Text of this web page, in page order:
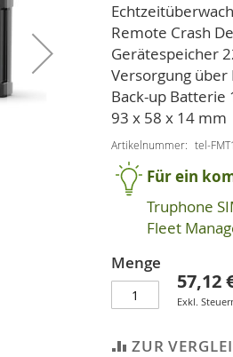
Remote Crash
Gerätespeicher
Versorgung über
Back-up Batterie
93 x 58 x 14 mm
Artikelnummer tel-
Für ein
Truphone
Fleet
Menge
57,12
ZUR